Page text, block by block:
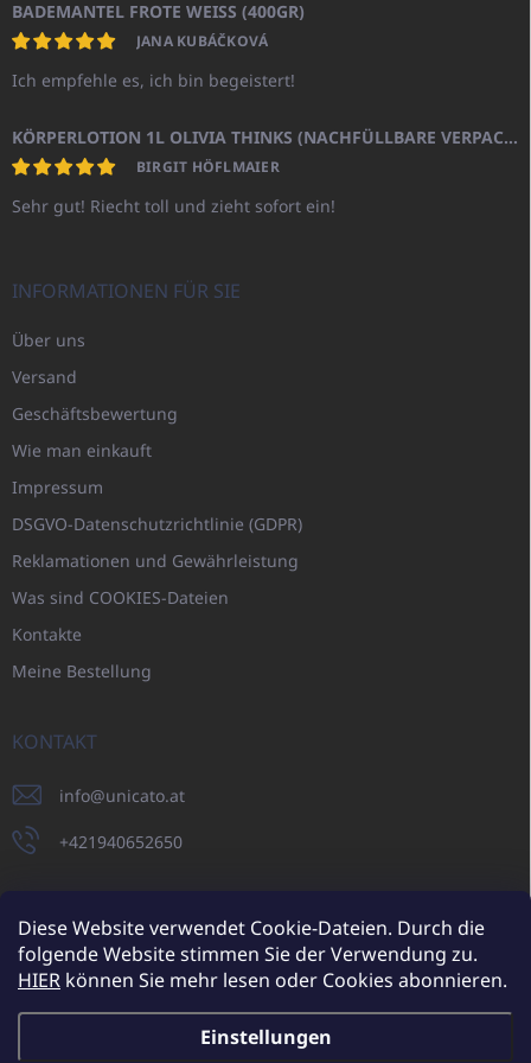
Diese Website verwendet Cookie-Dateien. Durch die
folgende Website stimmen Sie der Verwendung zu.
HIER können Sie mehr lesen oder Cookies abonnieren.
Einstellungen
BADEMANTEL FROTE WEISS (400GR)
JANA KUBÁČKOVÁ
Ich empfehle es, ich bin begeistert!
KÖRPERLOTION 1L OLIVIA THINKS (NACHFÜLLBARE VERPACKUNG)
BIRGIT HÖFLMAIER
Sehr gut! Riecht toll und zieht sofort ein!
INFORMATIONEN FÜR SIE
Über uns
Versand
Geschäftsbewertung
Wie man einkauft
Impressum
DSGVO-Datenschutzrichtlinie (GDPR)
Reklamationen und Gewährleistung
Was sind COOKIES-Dateien
Kontakte
Meine Bestellung
KONTAKT
info@unicato.at
+421940652650
UNICATO.sk UNICATOshop.cz UNICATO.at UNICATO.hu
UNICATOshop.pl
UNICATOshop.de